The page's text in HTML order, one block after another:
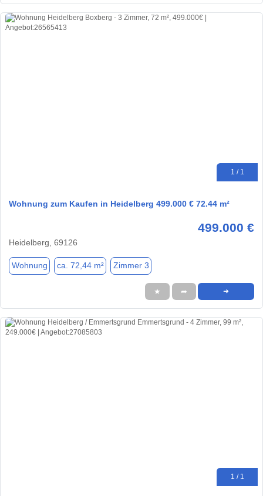
1 / 1
Wohnung zum Kaufen in Heidelberg 499.000 € 72.44 m²
499.000 €
Heidelberg, 69126
Wohnung ca. 72,44 m² Zimmer 3
★ ➦ ➜
1 / 1